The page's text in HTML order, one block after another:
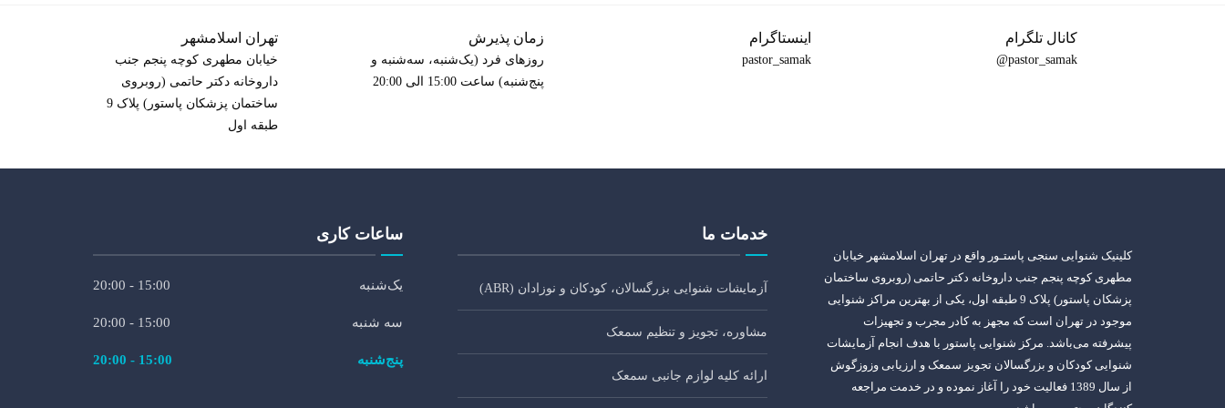
کانال تلگرام
pastor_samak@
اینستاگرام
pastor_samak
زمان پذیرش
روزهای فرد (یک‌شنبه، سه‌شنبه و
پنج‌شنبه) ساعت 15:00 الی 20:00
تهران اسلامشهر
خیابان مطهری کوچه پنجم جنب
داروخانه دکتر حاتمی (روبروی
ساختمان پزشکان پاستور) پلاک 9
طبقه اول
کلینیک شنوایی سنجی پاستـور واقع در تهران اسلامشهر خیابان
مطهری کوچه پنجم جنب داروخانه دکتر حاتمی (روبروی ساختمان
پزشکان پاستور) پلاک 9 طبقه اول، یکی از بهترین مراکز شنوایی
موجود در تهران است که مجهز به کادر مجرب و تجهیزات
پیشرفته می‌باشد. مرکز شنوایی پاستور با هدف انجام آزمایشات
شنوایی کودکان و بزرگسالان تجویز سمعک و ارزیابی وزوزگوش
از سال 1389 فعالیت خود را آغاز نموده و در خدمت مراجعه
خدمات ما
آزمایشات شنوایی بزرگسالان، کودکان و نوزادان (ABR)
مشاوره، تجویز و تنظیم سمعک
ارائه کلیه لوازم جانبی سمعک
ساعات کاری
یک‌شنبه 15:00 - 20:00
سه شنبه 15:00 - 20:00
پنج‌شنبه 15:00 - 20:00